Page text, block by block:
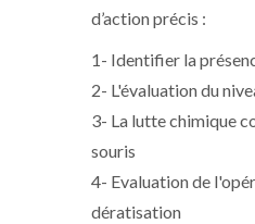
d’action précis :
1- Identifier la
2- L'évaluation du
3- La lutte chimique
souris
4- Evaluation de
dératisation